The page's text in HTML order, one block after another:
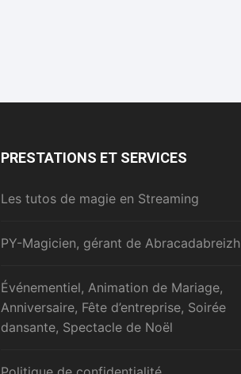
PRESTATIONS ET SERVICES
Les tutos de magie en Streaming
PY-Magicien, gérant de Abracadabreizh
Événementiel, Animation de Mariage,
Anniversaire, Fête d’entreprise, Soirée
dansante, Spectacle de Noël